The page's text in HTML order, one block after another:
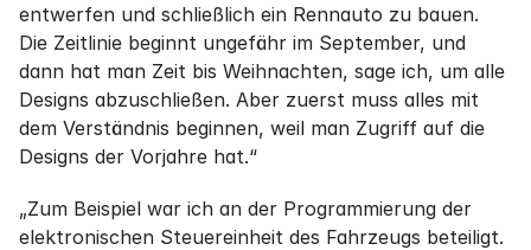
entwerfen und schließlich ein Rennauto zu bauen.
Die Zeitlinie beginnt ungefähr im September, und
dann hat man Zeit bis Weihnachten, sage ich, um alle
Designs abzuschließen. Aber zuerst muss alles mit
dem Verständnis beginnen, weil man Zugriff auf die
Designs der Vorjahre hat.“
„Zum Beispiel war ich an der Programmierung der
elektronischen Steuereinheit des Fahrzeugs beteiligt.